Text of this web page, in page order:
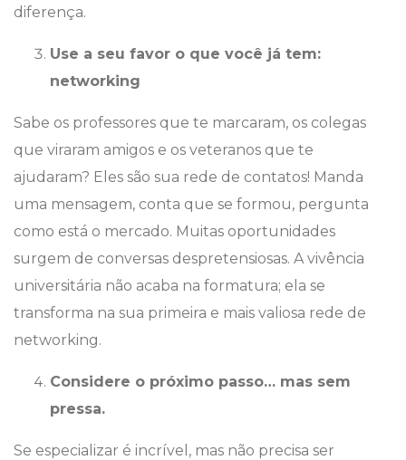
diferença.
Use a seu favor o que você já tem:
networking
Sabe os professores que te marcaram, os colegas
que viraram amigos e os veteranos que te
ajudaram? Eles são sua rede de contatos! Manda
uma mensagem, conta que se formou, pergunta
como está o mercado. Muitas oportunidades
surgem de conversas despretensiosas. A vivência
universitária não acaba na formatura; ela se
transforma na sua primeira e mais valiosa rede de
networking.
Considere o próximo passo… mas sem
pressa.
Se especializar é incrível, mas não precisa ser